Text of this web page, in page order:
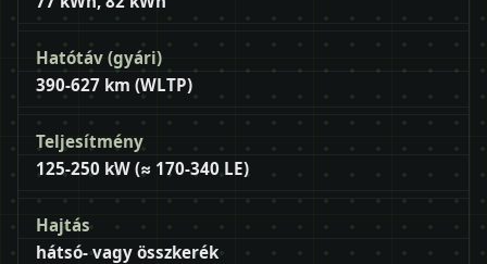
Hatótáv (gyári)
390-627 km (WLTP)
Teljesítmény
125-250 kW (≈ 170-340 LE)
Hajtás
hátsó- vagy összkerék